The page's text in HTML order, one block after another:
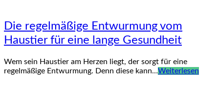
Die regelmäßige Entwurmung vom
Haustier für eine lange Gesundheit
Wem sein Haustier am Herzen liegt, der sorgt für eine
regelmäßige Entwurmung. Denn diese kann…Weiterlesen